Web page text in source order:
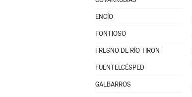
ENCÍO
FONTIOSO
FRESNO DE RÍO TIRÓN
FUENTELCÉSPED
GALBARROS